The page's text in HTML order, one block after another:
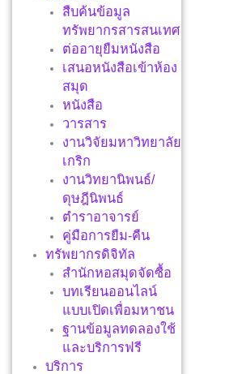
สืบค้นข้อมูล
ทรัพยากรสารสนเทศ
ต่ออายุยืมหนังสือ
เสนอหนังสือเข้าห้อง
สมุด
หนังสือ
วารสาร
งานวิจัยมหาวิทยาลัย
เกริก
งานวิทยานิพนธ์/
ดุษฎีนิพนธ์
ตำราอาจารย์
คู่มือการยืม-คืน
ทรัพยากรดิจิทัล
สำนักหอสมุดจัดซื้อ
บทเรียนออนไลน์
แบบเปิดเพื่อมหาชน
ฐานข้อมูลทดลองใช้
และบริการฟรี
บริการ